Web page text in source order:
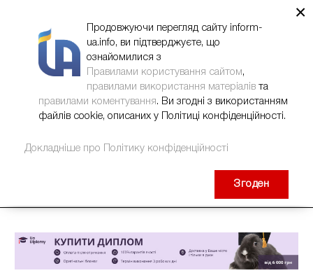
×
Продовжуючи перегляд сайту inform-
ua.info, ви підтверджуєте, що
ознайомилися з
Правилами користування сайтом,
правилами використання матеріалів та
правилами коментування. Ви згодні з використанням
файлів cookie, описаних у Політиці конфіденційності.
Докладніше про Політику конфіденційності
Згоден